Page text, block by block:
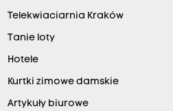
Telekwiaciarnia Kraków
Tanie loty
Hotele
Kurtki zimowe damskie
Artykuły biurowe